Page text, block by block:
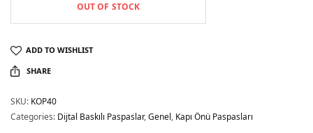
OUT OF STOCK
ADD TO WISHLIST
SHARE
SKU: KOP40
Categories: Dijtal Baskılı Paspaslar,Genel, Kapı Önü Paspasları